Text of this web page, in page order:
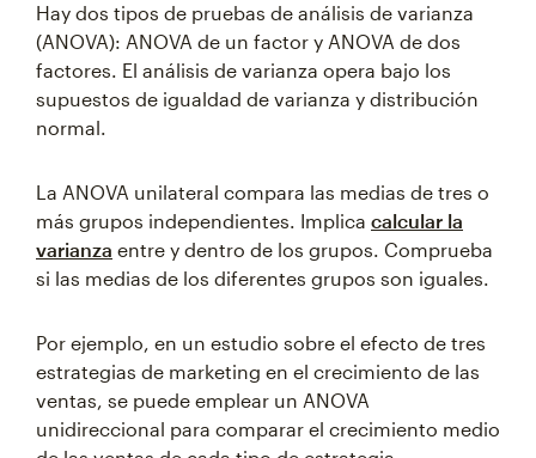
Hay dos tipos de pruebas de análisis de varianza
(ANOVA): ANOVA de un factor y ANOVA de dos
factores. El análisis de varianza opera bajo los
supuestos de igualdad de varianza y distribución
normal.
La ANOVA unilateral compara las medias de tres o
más grupos independientes. Implica calcular la
varianza entre y dentro de los grupos. Comprueba
si las medias de los diferentes grupos son iguales.
Por ejemplo, en un estudio sobre el efecto de tres
estrategias de marketing en el crecimiento de las
ventas, se puede emplear un ANOVA
unidireccional para comparar el crecimiento medio